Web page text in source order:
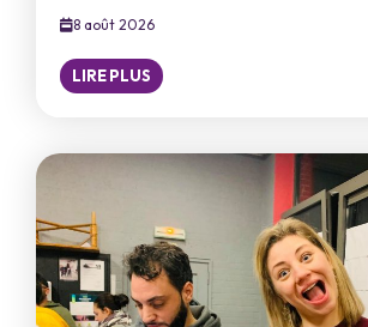
8 août 2026
LIRE PLUS